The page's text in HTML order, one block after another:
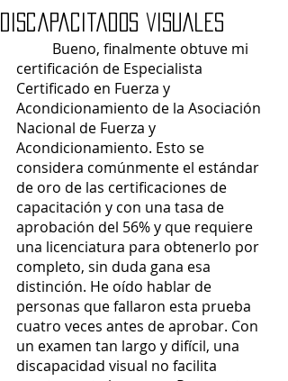
discapacitados visuales
certificación de Especialista
Certificado en Fuerza y ​​
Acondicionamiento de la Asociación
Nacional de Fuerza y ​​
Acondicionamiento. Esto se
considera comúnmente el estándar
de oro de las certificaciones de
capacitación y con una tasa de
aprobación del 56% y que requiere
una licenciatura para obtenerlo por
completo, sin duda gana esa
distinción. He oído hablar de
personas que fallaron esta prueba
cuatro veces antes de aprobar. Con
un examen tan largo y difícil, una
discapacidad visual no facilita